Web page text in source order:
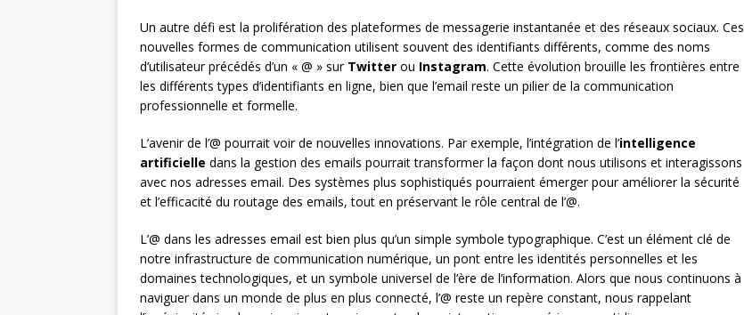
Un autre défi est la prolifération des plateformes de messagerie instantanée et des réseaux sociaux. Ces
nouvelles formes de communication utilisent souvent des identifiants différents, comme des noms
d’utilisateur précédés d’un « @ » sur Twitter ou Instagram. Cette évolution brouille les frontières entre
les différents types d’identifiants en ligne, bien que l’email reste un pilier de la communication
professionnelle et formelle.
L’avenir de l’@ pourrait voir de nouvelles innovations. Par exemple, l’intégration de l’intelligence
artificielle dans la gestion des emails pourrait transformer la façon dont nous utilisons et interagissons
avec nos adresses email. Des systèmes plus sophistiqués pourraient émerger pour améliorer la sécurité
et l’efficacité du routage des emails, tout en préservant le rôle central de l’@.
L’@ dans les adresses email est bien plus qu’un simple symbole typographique. C’est un élément clé de
notre infrastructure de communication numérique, un pont entre les identités personnelles et les
domaines technologiques, et un symbole universel de l’ère de l’information. Alors que nous continuons à
naviguer dans un monde de plus en plus connecté, l’@ reste un repère constant, nous rappelant